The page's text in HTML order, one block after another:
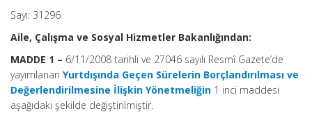
Sayı: 31296
Aile, Çalışma ve Sosyal Hizmetler Bakanlığından:
MADDE 1 – 6/11/2008 tarihli ve 27046 sayılı Resmî Gazete’de
yayımlanan Yurtdışında Geçen Sürelerin Borçlandırılması ve
Değerlendirilmesine İlişkin Yönetmeliğin 1 inci maddesi
aşağıdaki şekilde değiştirilmiştir.